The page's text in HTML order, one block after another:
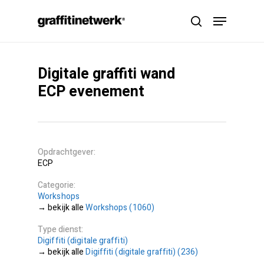
search
Menu
Digitale graffiti wand
ECP evenement
Opdrachtgever
ECP
Categorie
Workshops
Workshops (1060)
Type dienst
Digiffiti (digitale graffiti)
Digiffiti (digitale graffiti) (236)